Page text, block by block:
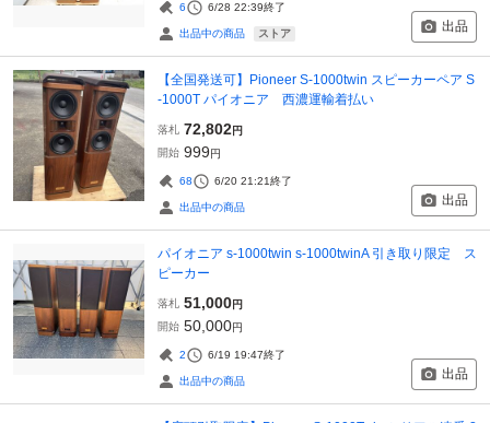
6 6/28 22:39終了
出品中の商品 ストア 出品
【全国発送可】Pioneer S-1000twin スピーカーペア S
-1000T パイオニア 西濃運輸着払い
落札 72,802円
開始 999円
68 6/20 21:21終了
出品中の商品 出品
パイオニア s-1000twin s-1000twinA 引き取り限定 ス
ピーカー
落札 51,000円
開始 50,000円
2 6/19 19:47終了
出品中の商品 出品